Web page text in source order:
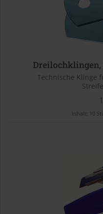
Dreilochklingen,
Technische Klinge
Inhalt: 10